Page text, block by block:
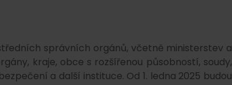
správních orgánů, včetně ministerstev a
kraje, obce s rozšířenou působností, soudy,
a další instituce. Od 1. ledna 2025 budou